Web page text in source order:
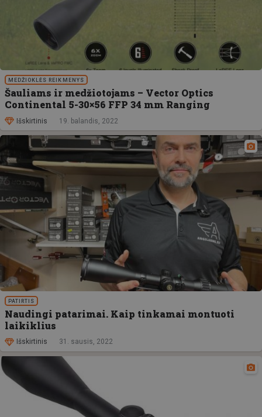
MEDŽIOKLĖS REIKMENYS
Šauliams ir medžiotojams – Vector Optics
Continental 5-30×56 FFP 34 mm Ranging
Išskirtinis 19. balandis, 2022
PATIRTIS
Naudingi patarimai. Kaip tinkamai montuoti
laikiklius
Išskirtinis 31. sausis, 2022